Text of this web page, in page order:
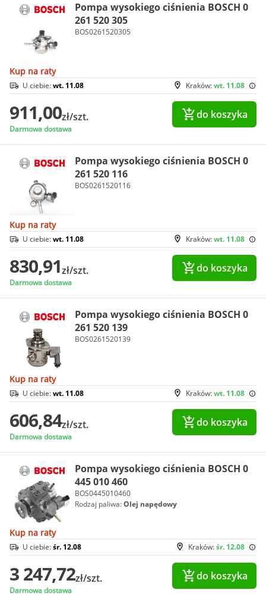
Pompa wysokiego ciśnienia BOSCH 0
261 520 305
BOS0261520305
Kup na raty
Kraków:wt. 11.08
U ciebie:wt. 11.08
911,00zł/szt.
Darmowa dostawa
do koszyka
Pompa wysokiego ciśnienia BOSCH 0
261 520 116
BOS0261520116
Kup na raty
Kraków:wt. 11.08
U ciebie:wt. 11.08
830,91zł/szt.
Darmowa dostawa
do koszyka
Pompa wysokiego ciśnienia BOSCH 0
261 520 139
BOS0261520139
Kup na raty
Kraków:wt. 11.08
U ciebie:wt. 11.08
606,84zł/szt.
Darmowa dostawa
do koszyka
Pompa wysokiego ciśnienia BOSCH 0
445 010 460
BOS0445010460
Rodzaj paliwa:Olej napędowy
Kup na raty
Kraków:śr. 12.08
U ciebie:śr. 12.08
3 247,72zł/szt.
Darmowa dostawa
do koszyka